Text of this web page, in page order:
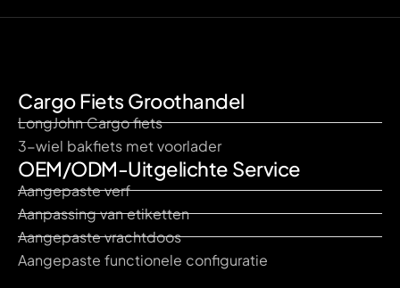
Cargo Fiets Groothandel
LongJohn Cargo fiets
3-wiel bakfiets met voorlader
OEM/ODM-Uitgelichte Service
Aangepaste verf
Aanpassing van etiketten
Aangepaste vrachtdoos
Aangepaste functionele configuratie